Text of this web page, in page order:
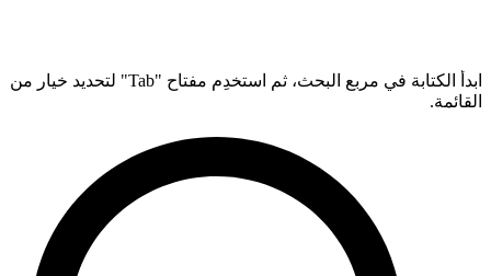
ابدأ الكتابة في مربع البحث، ثم استخدِم مفتاح "Tab" لتحديد خيار من
القائمة.